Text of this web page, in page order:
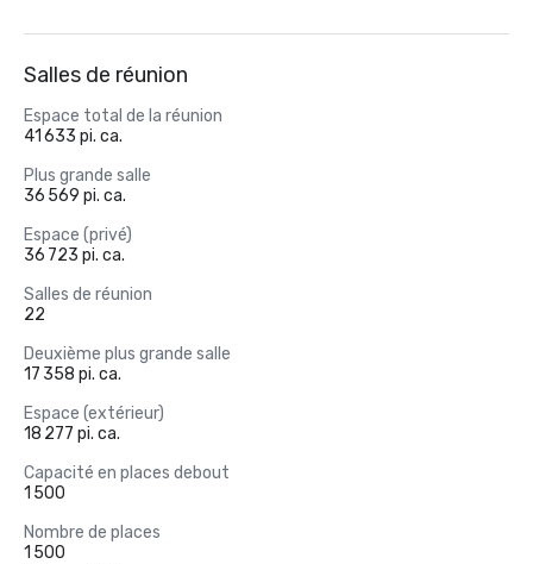
Salles de réunion
Espace total de la réunion
41 633 pi. ca.
Plus grande salle
36 569 pi. ca.
Espace (privé)
36 723 pi. ca.
Salles de réunion
22
Deuxième plus grande salle
17 358 pi. ca.
Espace (extérieur)
18 277 pi. ca.
Capacité en places debout
1 500
Nombre de places
1 500